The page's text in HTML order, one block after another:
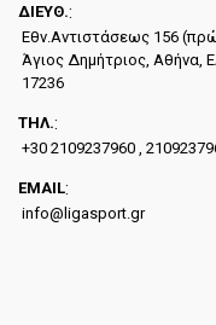
ΔΙΕYΘ.:
Εθν.Αντιστάσεως 156
Άγιος Δημήτριος, Αθήνα,
17236
ΤΗΛ.:
+30 2109237960 ,
EMAIL:
info@ligasport.gr